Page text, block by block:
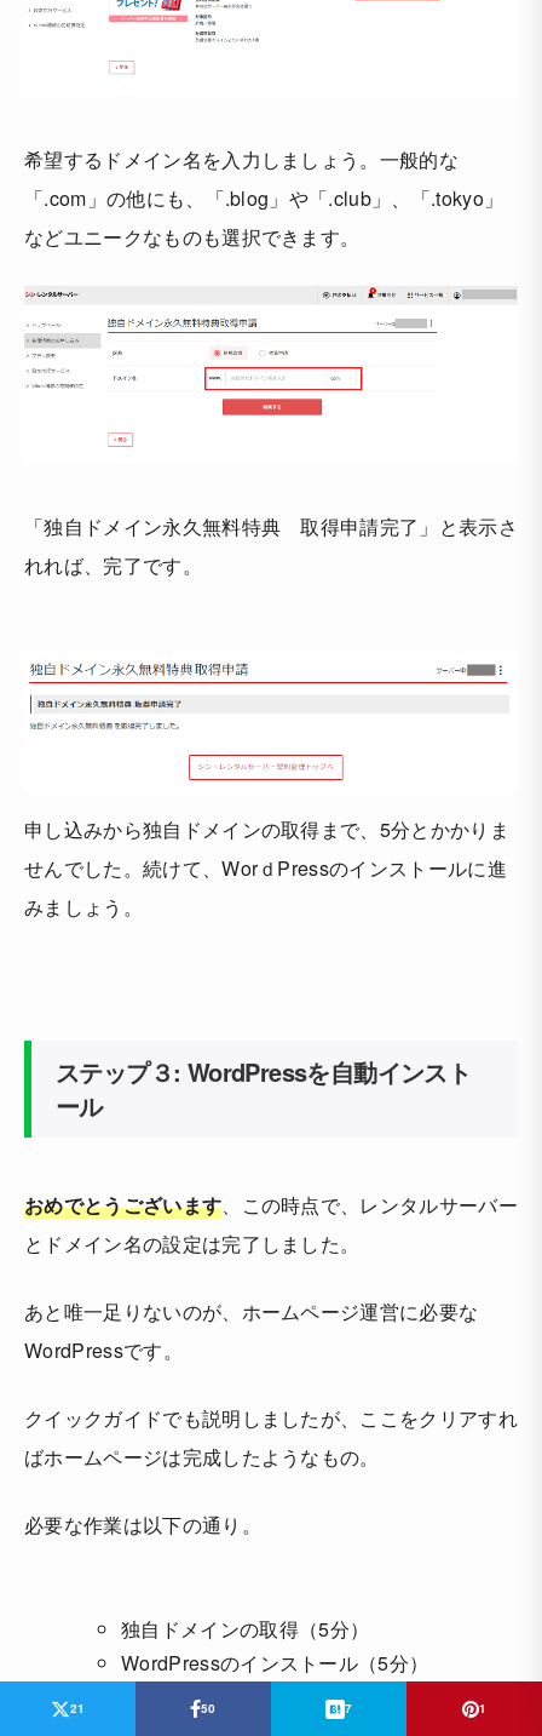
希望するドメイン名を入力しましょう。一般的な
「.com」の他にも、「.blog」や「.club」、「.tokyo」
などユニークなものも選択できます。
「独自ドメイン永久無料特典 取得申請完了」と表示さ
れれば、完了です。
申し込みから独自ドメインの取得まで、5分とかかりま
せんでした。続けて、WorｄPressのインストールに進
みましょう。
ステップ３: WordPressを自動インスト
ール
おめでとうございます、この時点で、レンタルサーバー
とドメイン名の設定は完了しました。
あと唯一足りないのが、ホームページ運営に必要な
WordPressです。
クイックガイドでも説明しましたが、ここをクリアすれ
ばホームページは完成したようなもの。
必要な作業は以下の通り。
独自ドメインの取得（5分）
WordPressのインストール（5分）
SSLの設定（5～10分）
21 50 7 1